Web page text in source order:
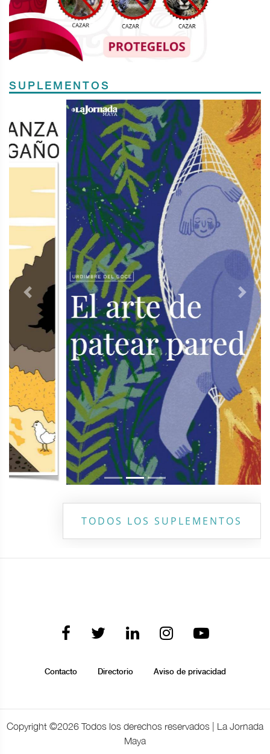
SUPLEMENTOS
Previous Next
TODOS LOS SUPLEMENTOS
Contacto Directorio Aviso de privacidad
Copyright ©2026 Todos los derechos reservados | La Jornada
Maya